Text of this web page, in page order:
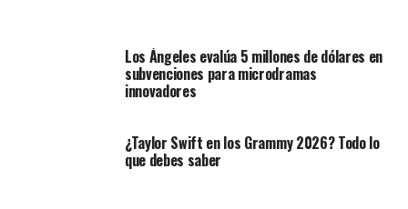
Los Ángeles evalúa 5 millones de dólares en
subvenciones para microdramas
innovadores
¿Taylor Swift en los Grammy 2026? Todo lo
que debes saber